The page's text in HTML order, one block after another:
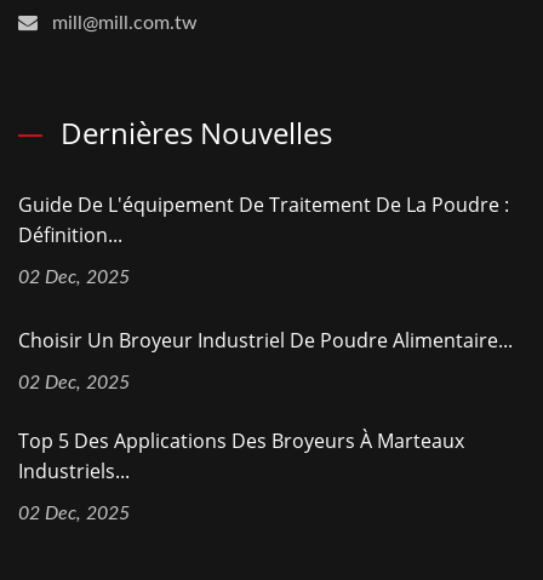
mill@mill.com.tw
Dernières Nouvelles
Guide De L'équipement De Traitement De La Poudre :
Définition...
02 Dec, 2025
Choisir Un Broyeur Industriel De Poudre Alimentaire...
02 Dec, 2025
Top 5 Des Applications Des Broyeurs À Marteaux
Industriels...
02 Dec, 2025